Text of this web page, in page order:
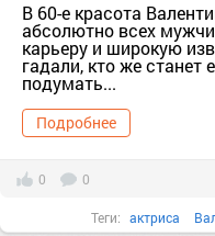
В 60-е красота
абсолютно всех
карьеру и широкую
гадали, кто же станет
подумать...
Подробнее
0 0
Теги: актриса